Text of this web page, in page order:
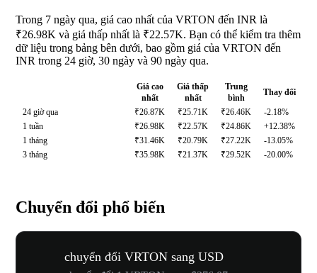
Trong 7 ngày qua, giá cao nhất của VRTON đến INR là
₹26.98K và giá thấp nhất là ₹22.57K. Bạn có thể kiểm tra thêm
dữ liệu trong bảng bên dưới, bao gồm giá của VRTON đến
INR trong 24 giờ, 30 ngày và 90 ngày qua.
Giá cao
nhất
Giá thấp
nhất
Trung
bình
Thay đổi
24 giờ qua
₹26.87K ₹25.71K ₹26.46K
-2.18%
1 tuần
₹26.98K ₹22.57K ₹24.86K
+12.38%
1 tháng
₹31.46K ₹20.79K ₹27.22K
-13.05%
3 tháng
₹35.98K ₹21.37K ₹29.52K -20.00%
Chuyển đổi phổ biến
chuyển đổi VRTON sang USD